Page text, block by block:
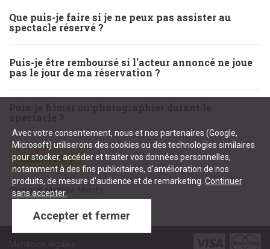
Que puis-je faire si je ne peux pas assister au
spectacle réservé ?
Puis-je être remboursé si l'acteur annoncé ne joue
pas le jour de ma réservation ?
RÉSERVER
Photos: © Matthew Murphy
Avec votre consentement, nous et nos partenaires (Google,
Microsoft) utiliserons des cookies ou des technologies similaires
pour stocker, accéder et traiter vos données personnelles,
notamment à des fins publicitaires, d'amélioration de nos
produits, de mesure d'audience et de remarketing. Continuer
sans accepter.
Accepter et fermer